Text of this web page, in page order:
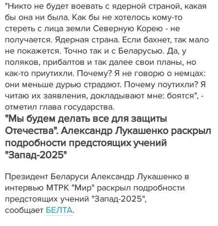
"Никто не будет воевать с ядерной страной, какая
бы она ни была. Как бы не хотелось кому-то
стереть с лица земли Северную Корею - не
получается. Ядерная страна. Если бахнет, так мало
не покажется. Точно так и с Беларусью. Да, у
поляков, прибалтов и так далее свои планы, но
как-то приутихли. Почему? Я не говорю о немцах:
они меньше дурью страдают. Почему поутихли? Я
читаю их заявления, докладывают мне: боятся", -
отметил глава государства.
"Мы будем делать все для защиты
Отечества". Александр Лукашенко раскрыл
подробности предстоящих учений
"Запад-2025"
Президент Беларуси Александр Лукашенко в
интервью МТРК "Мир" раскрыл подробности
предстоящих учений "Запад-2025",
сообщает БЕЛТА.